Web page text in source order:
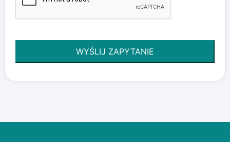
WYŚLIJ ZAPYTANIE